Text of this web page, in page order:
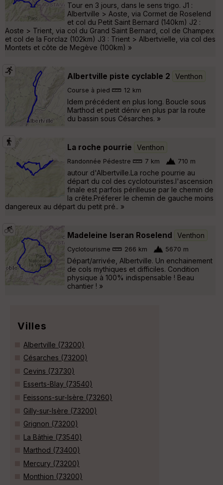
Tour en 3 jours, dans le sens trigo. J1 :
Albertville > Aoste, via Cormet de Roselend
et col du Petit Saint Bernard (140km) J2 :
Aoste > Trient, via col du Grand Saint Bernard, col de Champex
et col de la Forclaz (102km) J3 : Trient > Albertvielle, via col des
Montets et côte de Megève (100km) »
Albertville piste cyclable 2 Venthon
Course à pied 12 km
Idem précédent en plus long. Boucle sous
Marthod et petit déniv en plus par la route
du bassin sous Césarches. »
La roche pourrie Venthon
Randonnée Pédestre 7 km 710 m
autour d'Albertville.La roche pourrie au
départ du col des cyclotouristes.l'ascension
finale est parfois périlleuse par le chemin de
la crête.Préferer le chemin de gauche moins
dangereux au départ du petit pré.. »
Madeleine Iseran Roselend Venthon
Cyclotourisme 266 km 5670 m
Départ/arrivée, Albertville. Un enchainement
de cols mythiques et difficiles. Condition
physique à 100% indispensable ! Beau
chantier ! »
Villes
Albertville (73200)
Césarches (73200)
Cevins (73730)
Esserts-Blay (73540)
Feissons-sur-Isère (73260)
Gilly-sur-Isère (73200)
Grignon (73200)
La Bâthie (73540)
Marthod (73400)
Mercury (73200)
Monthion (73200)